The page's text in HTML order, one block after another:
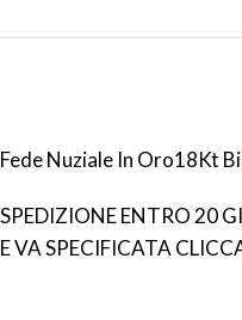
Fede Nuziale In Oro18Kt
SPEDIZIONE ENTRO 20
E VA SPECIFICATA